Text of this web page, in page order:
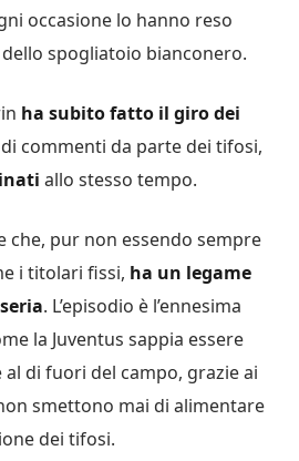
occasione lo hanno reso
spogliatoio bianconero.
ha subito fatto il giro dei
commenti da parte dei tifosi,
allo stesso tempo.
che, pur non essendo sempre
i titolari fissi, ha un legame
. L’episodio è l’ennesima
la Juventus sappia essere
al di fuori del campo, grazie ai
smettono mai di alimentare
dei tifosi.